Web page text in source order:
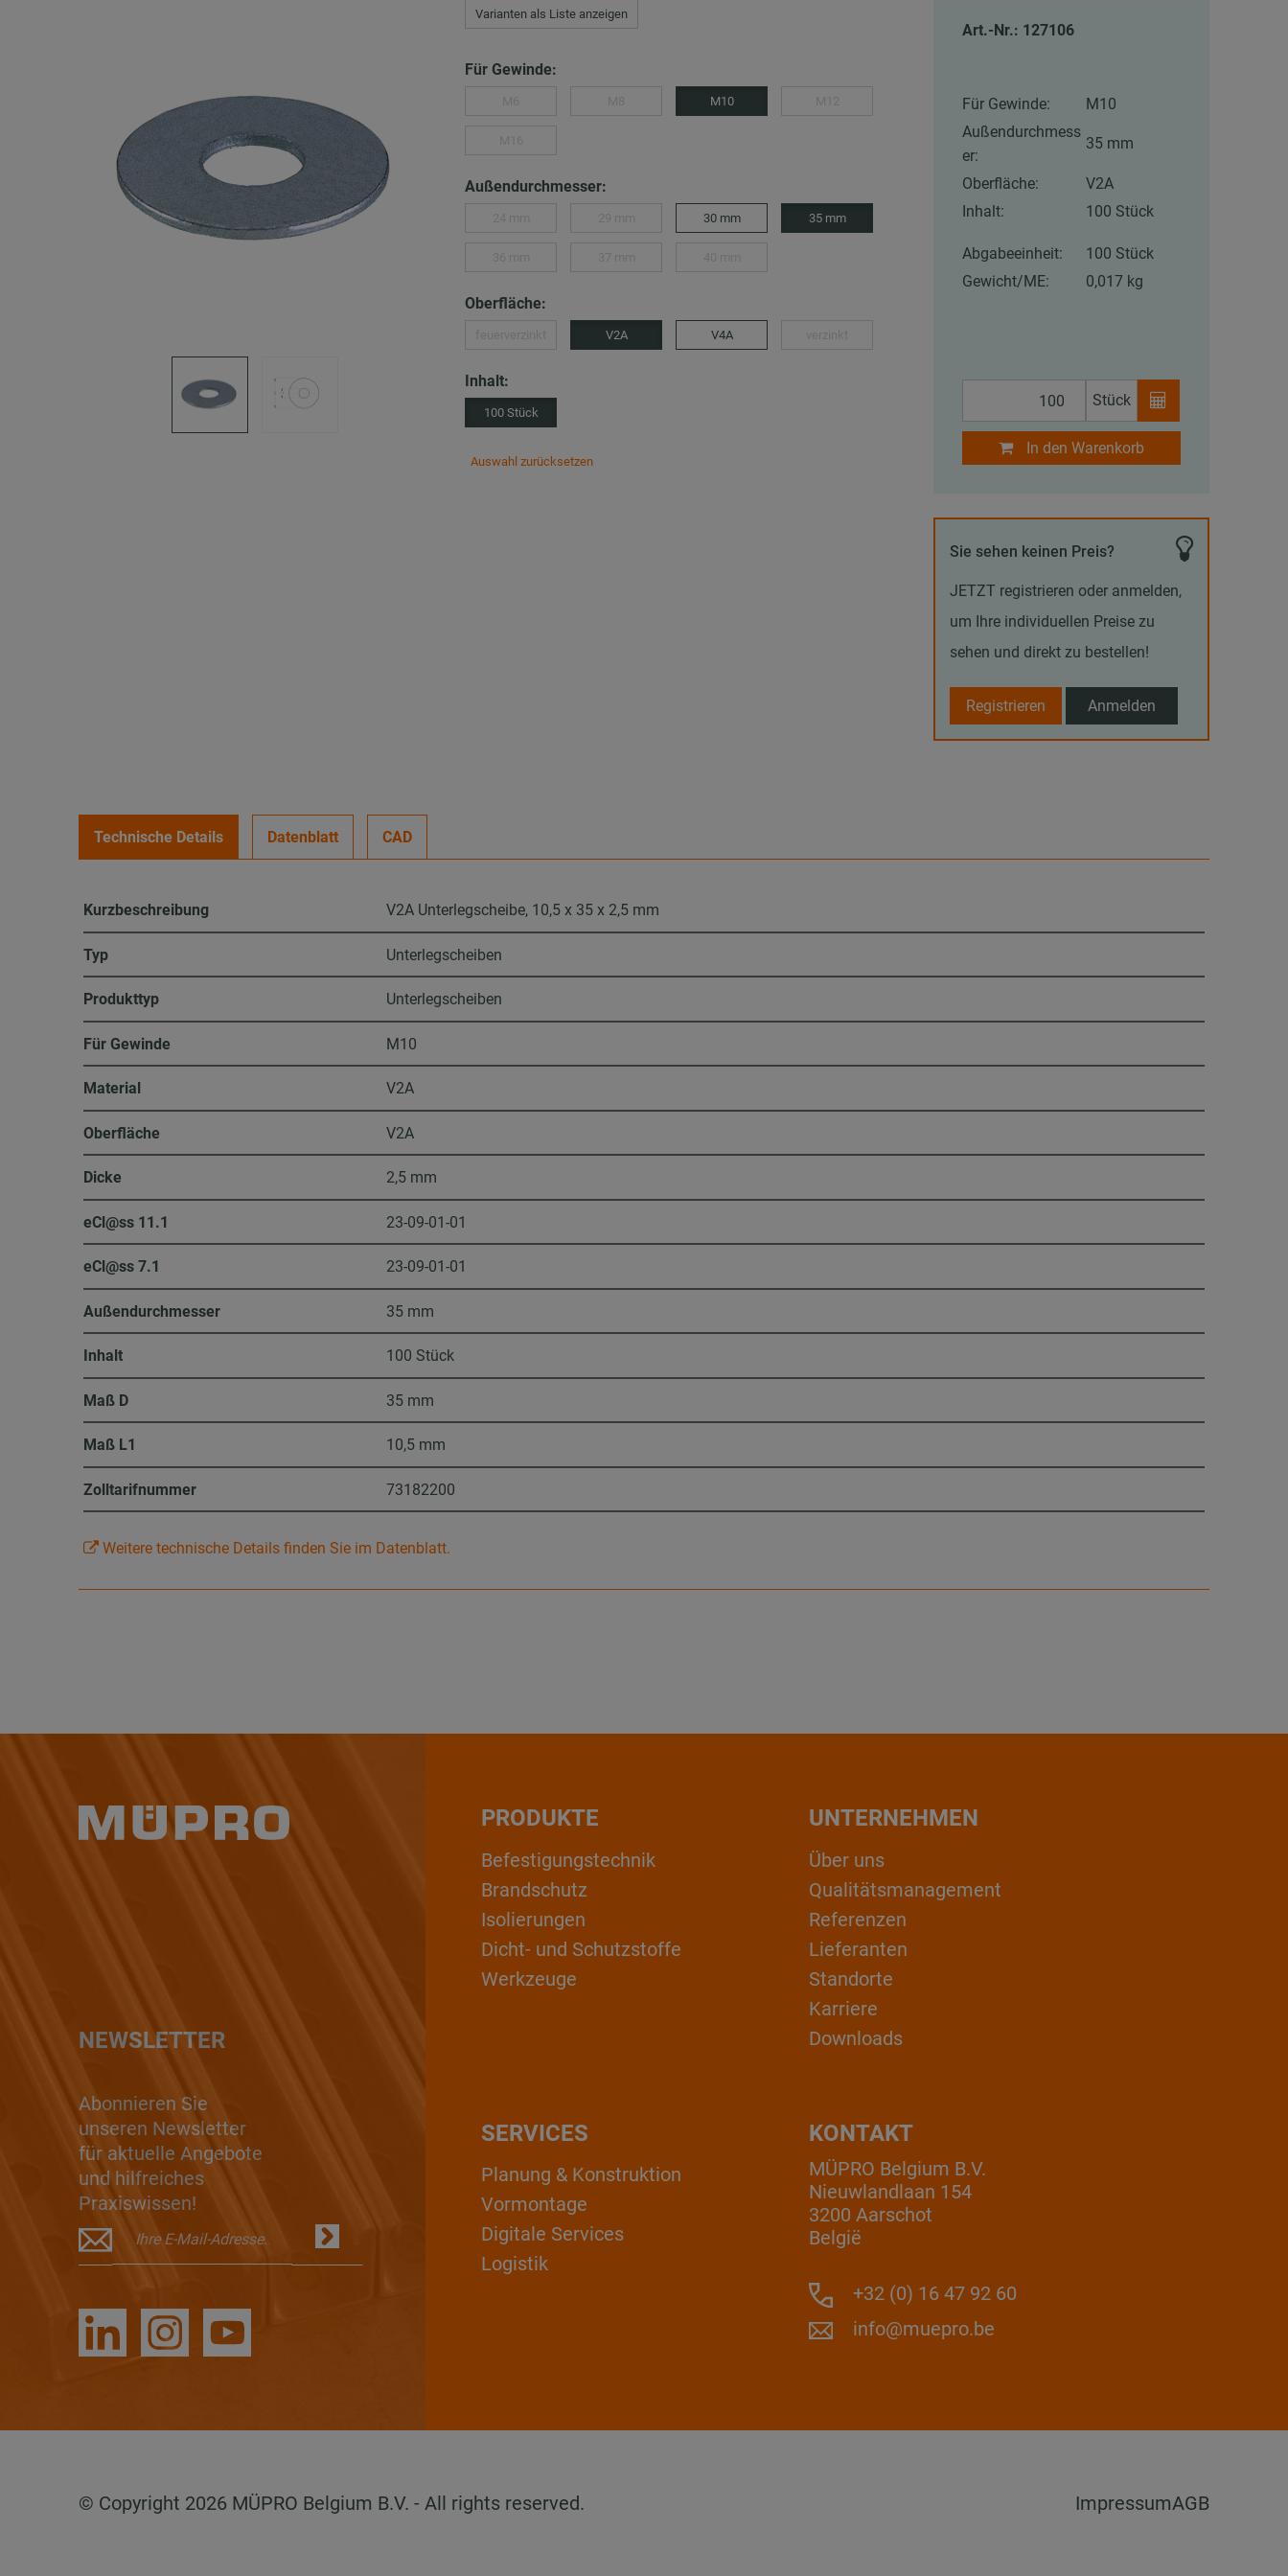
Varianten als Liste anzeigen
Für Gewinde:
M10
Außendurchmesser:
30 mm 35 mm
Oberfläche:
V2A V4A
Inhalt:
100 Stück
Auswahl zurücksetzen
Art.-Nr.: 127106
Für Gewinde:
M10
Außendurchmess
er:
35 mm
Oberfläche:
V2A
Inhalt:
100 Stück
Abgabeeinheit:
100 Stück
Gewicht/ME:
0,017 kg
Stück
In den Warenkorb
Sie sehen keinen Preis?
JETZT registrieren oder anmelden,
um Ihre individuellen Preise zu
sehen und direkt zu bestellen!
Registrieren Anmelden
Technische Details Datenblatt CAD
Kurzbeschreibung V2A Unterlegscheibe, 10,5 x 35 x 2,5 mm
Typ Unterlegscheiben
Produkttyp Unterlegscheiben
Für Gewinde M10
Material V2A
Oberfläche V2A
Dicke 2,5 mm
eCl@ss 11.1 23-09-01-01
eCl@ss 7.1 23-09-01-01
Außendurchmesser 35 mm
Inhalt 100 Stück
Maß D 35 mm
Maß L1 10,5 mm
Zolltarifnummer 73182200
Weitere technische Details finden Sie im Datenblatt.
NEWSLETTER
Abonnieren Sie
unseren Newsletter
für aktuelle Angebote
und hilfreiches
Praxiswissen!
PRODUKTE
Befestigungstechnik
Brandschutz
Isolierungen
Dicht- und Schutzstoffe
Werkzeuge
UNTERNEHMEN
Über uns
Qualitätsmanagement
Referenzen
Lieferanten
Standorte
Karriere
Downloads
KONTAKT
MÜPRO Belgium B.V.
Nieuwlandlaan 154
3200 Aarschot
België
+32 (0) 16 47 92 60
info@muepro.be
SERVICES
Planung & Konstruktion
Vormontage
Digitale Services
Logistik
© Copyright 2026 MÜPRO Belgium B.V. - All rights reserved. ImpressumAGB